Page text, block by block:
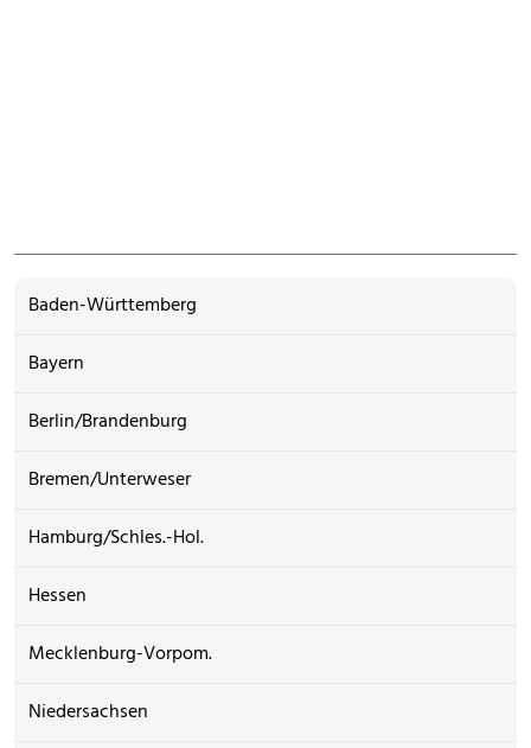
Baden-Württemberg
Bayern
Berlin/Brandenburg
Bremen/Unterweser
Hamburg/Schles.-Hol.
Hessen
Mecklenburg-Vorpom.
Niedersachsen